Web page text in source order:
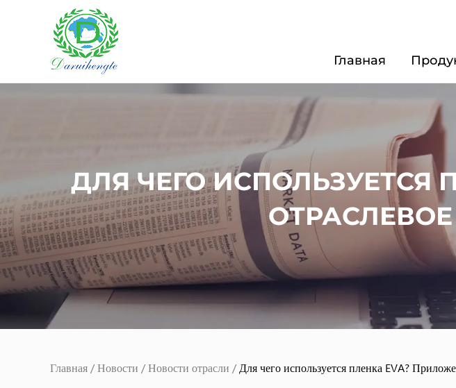
Главная
ДЛЯ ЧЕГО ИСПОЛЬЗУЕТСЯ
Главная /Новости /Новости отрасли / Для чего используется пленка EVA?